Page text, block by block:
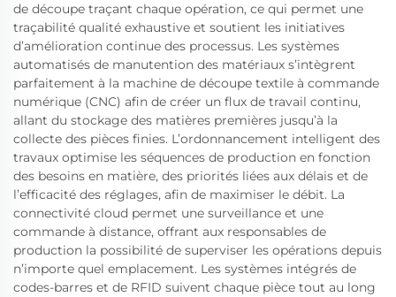
de découpe traçant chaque opération, ce qui permet une
traçabilité qualité exhaustive et soutient les initiatives
d’amélioration continue des processus. Les systèmes
automatisés de manutention des matériaux s’intègrent
parfaitement à la machine de découpe textile à commande
numérique (CNC) afin de créer un flux de travail continu,
allant du stockage des matières premières jusqu’à la
collecte des pièces finies. L’ordonnancement intelligent des
travaux optimise les séquences de production en fonction
des besoins en matière, des priorités liées aux délais et de
l’efficacité des réglages, afin de maximiser le débit. La
connectivité cloud permet une surveillance et une
commande à distance, offrant aux responsables de
production la possibilité de superviser les opérations depuis
n’importe quel emplacement. Les systèmes intégrés de
codes-barres et de RFID suivent chaque pièce tout au long